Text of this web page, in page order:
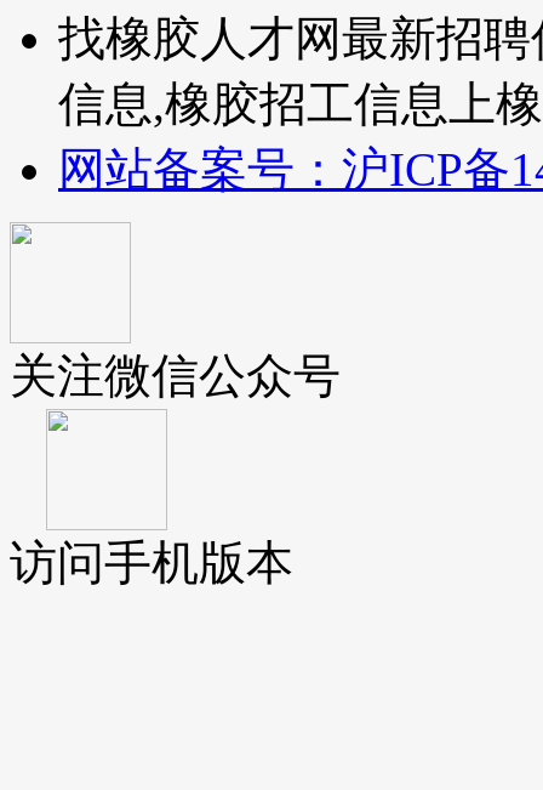
找橡胶人才网最新招聘
信息,橡胶招工信息上
网站备案号：沪ICP备
关注微信公众号
访问手机版本